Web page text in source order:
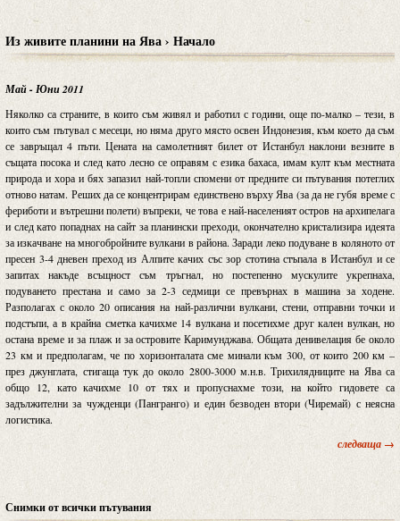
Из живите планини на Ява › Начало
Май - Юни 2011
Няколко са страните, в които съм живял и работил с години, още по-малко – тези, в
които съм пътувал с месеци, но няма друго място освен Индонезия, към което да съм
се завръщал 4 пъти. Цената на самолетният билет от Истанбул наклони везните в
същата посока и след като лесно се оправям с езика бахаса, имам култ към местната
природа и хора и бях запазил най-топли спомени от предните си пътувания потеглих
отново натам. Реших да се концентрирам единствено върху Ява (за да не губя време с
фериботи и вътрешни полети) въпреки, че това е най-населеният остров на архипелага
и след като попаднах на сайт за планински преходи, окончателно кристализира идеята
за изкачване на многобройните вулкани в района. Заради леко подуване в коляното от
пресен 3-4 дневен преход из Алпите качих със зор стотина стъпала в Истанбул и се
запитах накъде всъщност съм тръгнал, но постепенно мускулите укрепнаха,
подуването престана и само за 2-3 седмици се превърнах в машина за ходене.
Разполагах с около 20 описания на най-различни вулкани, стени, отправни точки и
подстъпи, а в крайна сметка качихме 14 вулкана и посетихме друг кален вулкан, но
остана време и за плаж и за островите Каримунджава. Общата денивелация бе около
23 км и предполагам, че по хоризонталата сме минали към 300, от които 200 км –
през джунглата, стигаща тук до около 2800-3000 м.н.в. Трихилядниците на Ява са
общо 12, като качихме 10 от тях и пропуснахме този, на който гидовете са
задължителни за чужденци (Пангранго) и един безводен втори (Чиремай) с неясна
логистика.
следваща →
Снимки от всички пътувания